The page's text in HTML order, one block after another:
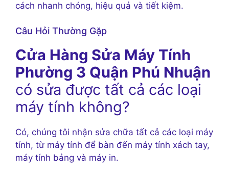
cách nhanh chóng, hiệu quả và tiết kiệm.
Câu Hỏi Thường Gặp
Cửa Hàng Sửa Máy Tính
Phường 3 Quận Phú Nhuận
có sửa được tất cả các loại
máy tính không?
Có, chúng tôi nhận sửa chữa tất cả các loại máy
tính, từ máy tính để bàn đến máy tính xách tay,
máy tính bảng và máy in.